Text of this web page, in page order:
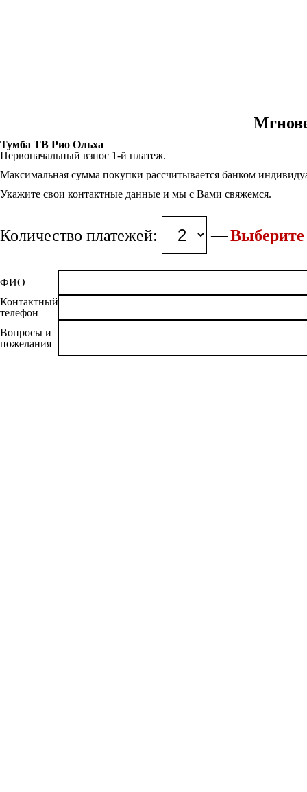
Тумба ТВ Рио Ольха
Первоначальный взнос 1-й платеж.
Максимальная сумма покупки рассчитывается банком
Укажите свои контактные данные и мы с Вами свяжемся.
Количество платежей: Выберите
ФИО
Контактный
телефон
Вопросы и
пожелания